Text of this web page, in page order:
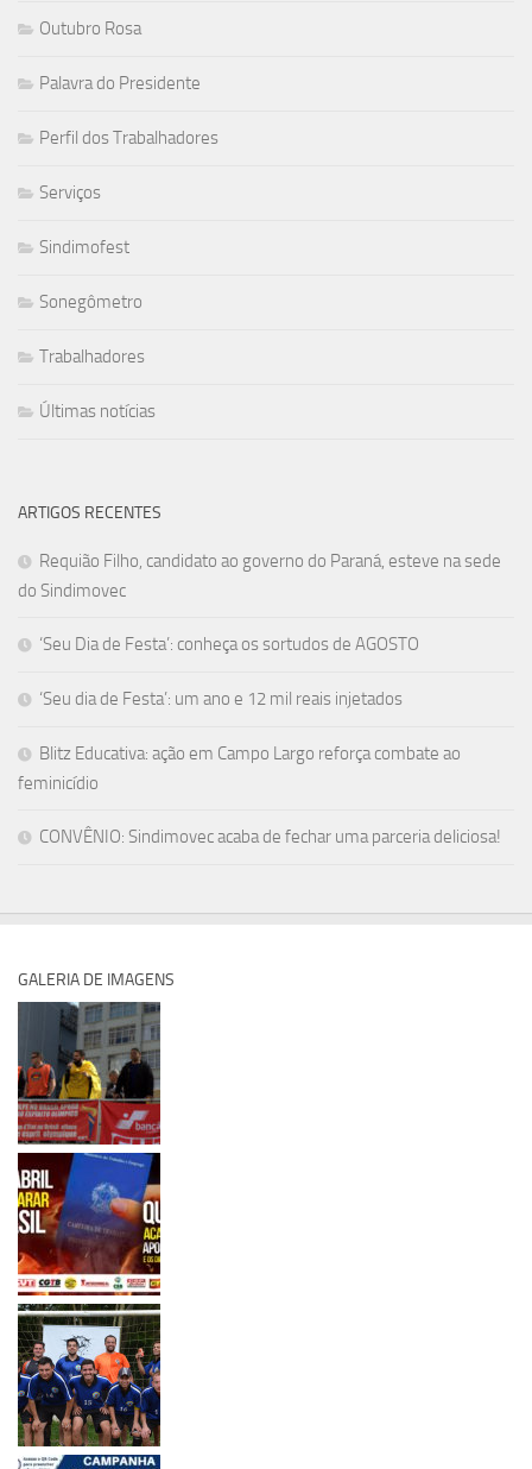
Outubro Rosa
Palavra do Presidente
Perfil dos Trabalhadores
Serviços
Sindimofest
Sonegômetro
Trabalhadores
Últimas notícias
ARTIGOS RECENTES
Requião Filho, candidato ao governo do Paraná, esteve na sede
do Sindimovec
‘Seu Dia de Festa’: conheça os sortudos de AGOSTO
‘Seu dia de Festa’: um ano e 12 mil reais injetados
Blitz Educativa: ação em Campo Largo reforça combate ao
feminicídio
CONVÊNIO: Sindimovec acaba de fechar uma parceria deliciosa!
GALERIA DE IMAGENS